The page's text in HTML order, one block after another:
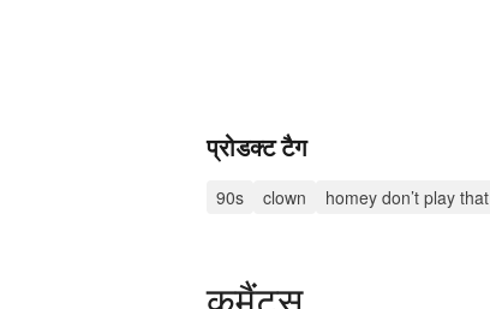
प्रोडक्ट टैग
90s clown homey don’t play that